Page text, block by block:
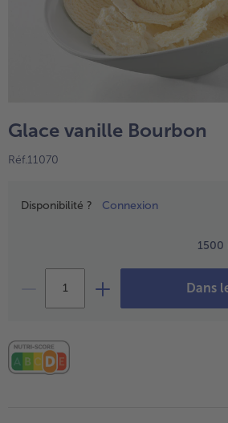
Glace vanille Bourbon
Réf.11070
Prix
Disponibilité ? Connexion
1500
Dans